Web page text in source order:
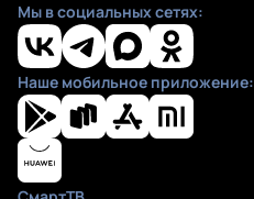
Мы в социальных сетях:
Наше мобильное приложение: